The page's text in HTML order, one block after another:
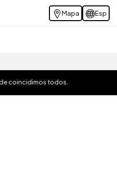
Mapa Esp
coincidimos todos.